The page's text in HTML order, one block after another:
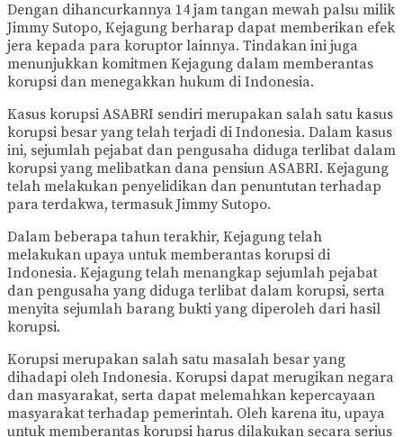
Dengan dihancurkannya 14 jam tangan mewah palsu milik
Jimmy Sutopo, Kejagung berharap dapat memberikan efek
jera kepada para koruptor lainnya. Tindakan ini juga
menunjukkan komitmen Kejagung dalam memberantas
korupsi dan menegakkan hukum di Indonesia.
Kasus korupsi ASABRI sendiri merupakan salah satu kasus
korupsi besar yang telah terjadi di Indonesia. Dalam kasus
ini, sejumlah pejabat dan pengusaha diduga terlibat dalam
korupsi yang melibatkan dana pensiun ASABRI. Kejagung
telah melakukan penyelidikan dan penuntutan terhadap
para terdakwa, termasuk Jimmy Sutopo.
Dalam beberapa tahun terakhir, Kejagung telah
melakukan upaya untuk memberantas korupsi di
Indonesia. Kejagung telah menangkap sejumlah pejabat
dan pengusaha yang diduga terlibat dalam korupsi, serta
menyita sejumlah barang bukti yang diperoleh dari hasil
korupsi.
Korupsi merupakan salah satu masalah besar yang
dihadapi oleh Indonesia. Korupsi dapat merugikan negara
dan masyarakat, serta dapat melemahkan kepercayaan
masyarakat terhadap pemerintah. Oleh karena itu, upaya
untuk memberantas korupsi harus dilakukan secara serius